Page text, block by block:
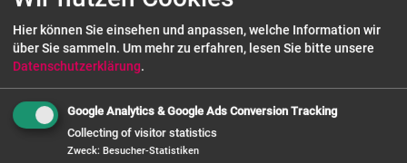
2.294,50 €
Hier können Sie einsehen und anpassen, welche Information wir
über Sie sammeln. Um mehr zu erfahren, lesen Sie bitte unsere
Datenschutzerklärung.
Google Analytics & Google Ads Conversion Tracking
Collecting of visitor statistics
Zweck: Besucher-Statistiken